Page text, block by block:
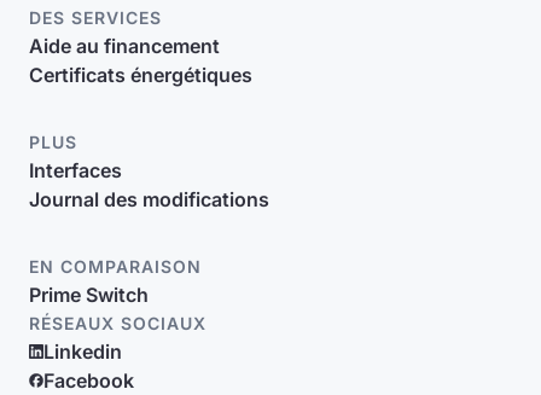
DES SERVICES
Aide au financement
Certificats énergétiques
PLUS
Interfaces
Journal des modifications
EN COMPARAISON
Prime Switch
RÉSEAUX SOCIAUX
Linkedin
Facebook